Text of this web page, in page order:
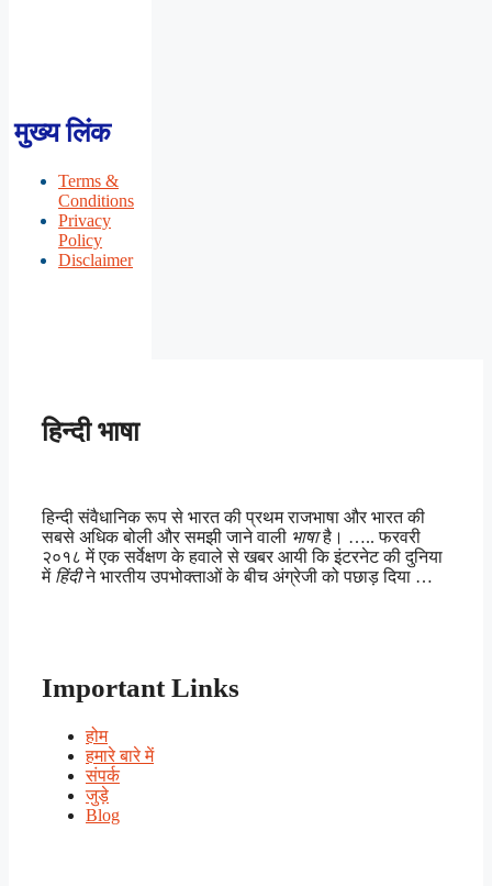
मुख्य लिंक
Terms &
Conditions
Privacy
Policy
Disclaimer
हिन्दी भाषा
हिन्दी संवैधानिक रूप से भारत की प्रथम राजभाषा और भारत की
सबसे अधिक बोली और समझी जाने वाली भाषाहै। ….. फरवरी
२०१८ में एक सर्वेक्षण के हवाले से खबर आयी कि इंटरनेट की दुनिया
में हिंदीने भारतीय उपभोक्ताओं के बीच अंग्रेजी को पछाड़ दिया …
Important Links
होम
हमारे बारे में
संपर्क
जुड़े
Blog